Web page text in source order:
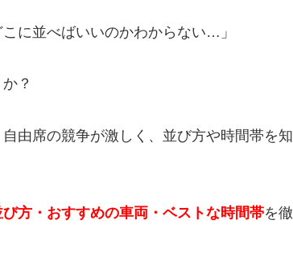
に並べばいいのかわからない…」
？
由席の競争が激しく、並び方や時間帯を知
方・おすすめの車両・ベストな時間帯を徹